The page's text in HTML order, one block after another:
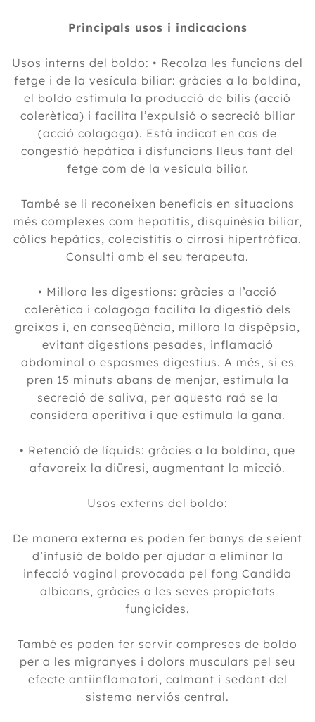
Principals usos i indicacions
Usos interns del boldo: • Recolza les funcions del
fetge i de la vesícula biliar: gràcies a la boldina,
el boldo estimula la producció de bilis (acció
colerètica) i facilita l’expulsió o secreció biliar
(acció colagoga). Està indicat en cas de
congestió hepàtica i disfuncions lleus tant del
fetge com de la vesícula biliar.
També se li reconeixen beneficis en situacions
més complexes com hepatitis, disquinèsia biliar,
còlics hepàtics, colecistitis o cirrosi hipertròfica.
Consulti amb el seu terapeuta.
• Millora les digestions: gràcies a l’acció
colerètica i colagoga facilita la digestió dels
greixos i, en conseqüència, millora la dispèpsia,
evitant digestions pesades, inflamació
abdominal o espasmes digestius. A més, si es
pren 15 minuts abans de menjar, estimula la
secreció de saliva, per aquesta raó se la
considera aperitiva i que estimula la gana.
• Retenció de líquids: gràcies a la boldina, que
afavoreix la diüresi, augmentant la micció.
Usos externs del boldo:
De manera externa es poden fer banys de seient
d’infusió de boldo per ajudar a eliminar la
infecció vaginal provocada pel fong Candida
albicans, gràcies a les seves propietats
fungicides.
També es poden fer servir compreses de boldo
per a les migranyes i dolors musculars pel seu
efecte antiinflamatori, calmant i sedant del
sistema nerviós central.